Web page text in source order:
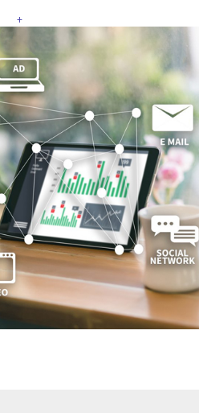
+